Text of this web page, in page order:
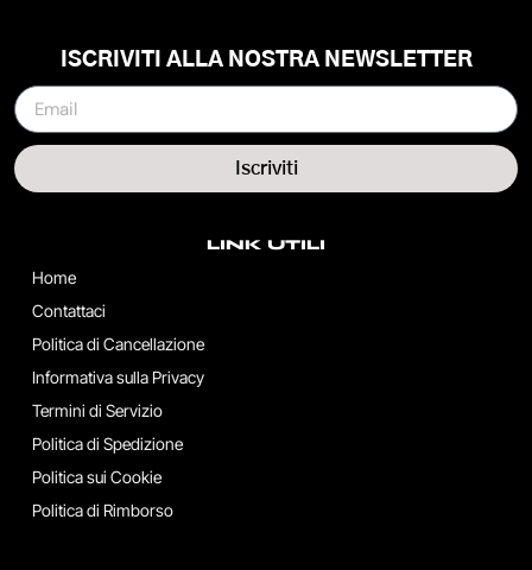
LINK UTILI
Home
Contattaci
Politica di Cancellazione
Informativa sulla Privacy
Termini di Servizio
Politica di Spedizione
Politica sui Cookie
Politica di Rimborso
ISCRIVITI ALLA NOSTRA NEWSLETTER
Iscriviti